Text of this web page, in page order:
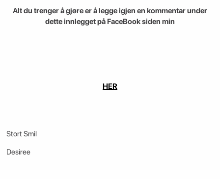
Alt du trenger å gjøre er å legge igjen en kommentar under
dette innlegget på FaceBook siden min
HER
Stort Smil
Desiree